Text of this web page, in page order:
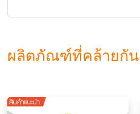
ผลิตภัณฑ์ที่คล้ายกัน